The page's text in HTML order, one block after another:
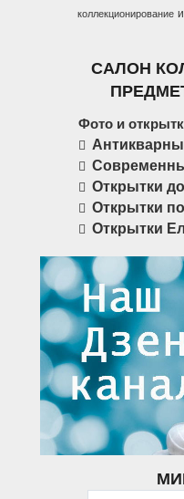
коллекционирование
САЛОН
Фото и
Открытки
Открытки
Открытки